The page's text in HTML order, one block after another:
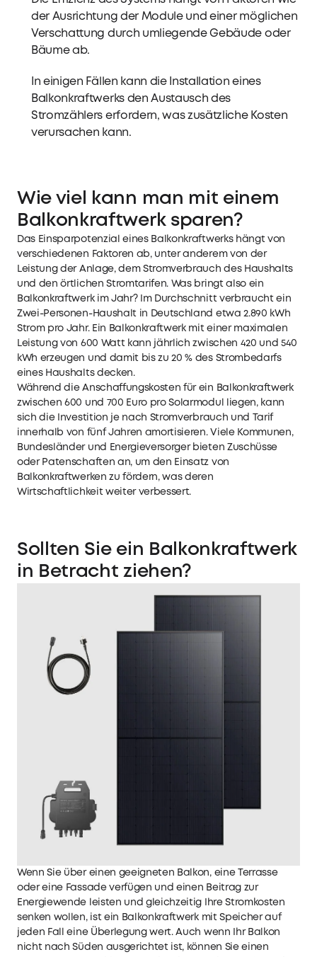
der Ausrichtung der Module und einer möglichen
Verschattung durch umliegende Gebäude oder
Bäume ab.
In einigen Fällen kann die Installation eines
Balkonkraftwerks den Austausch des
Stromzählers erfordern, was zusätzliche Kosten
verursachen kann.
Wie viel kann man mit einem
Balkonkraftwerk sparen?
Das Einsparpotenzial eines Balkonkraftwerks hängt von
verschiedenen Faktoren ab, unter anderem von der
Leistung der Anlage, dem Stromverbrauch des Haushalts
und den örtlichen Stromtarifen. Was bringt also ein
Balkonkraftwerk im Jahr? Im Durchschnitt verbraucht ein
Zwei-Personen-Haushalt in Deutschland etwa 2.890 kWh
Strom pro Jahr. Ein Balkonkraftwerk mit einer maximalen
Leistung von 600 Watt kann jährlich zwischen 420 und 540
kWh erzeugen und damit bis zu 20 % des Strombedarfs
eines Haushalts decken.
Während die Anschaffungskosten für ein Balkonkraftwerk
zwischen 600 und 700 Euro pro Solarmodul liegen, kann
sich die Investition je nach Stromverbrauch und Tarif
innerhalb von fünf Jahren amortisieren. Viele Kommunen,
Bundesländer und Energieversorger bieten Zuschüsse
oder Patenschaften an, um den Einsatz von
Balkonkraftwerken zu fördern, was deren
Wirtschaftlichkeit weiter verbessert.
Sollten Sie ein Balkonkraftwerk
in Betracht ziehen?
Wenn Sie über einen geeigneten Balkon, eine Terrasse
oder eine Fassade verfügen und einen Beitrag zur
Energiewende leisten und gleichzeitig Ihre Stromkosten
senken wollen, ist ein Balkonkraftwerk mit Speicherauf
jeden Fall eine Überlegung wert. Auch wenn Ihr Balkon
nicht nach Süden ausgerichtet ist, können Sie einen